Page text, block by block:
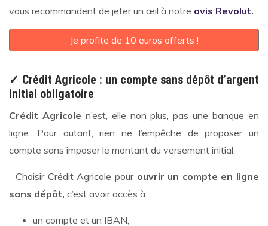
vous recommandent de jeter un œil à notre avis Revolut.
Je profite de 10 euros offerts !
✓ Crédit Agricole : un compte sans dépôt d’argent
initial obligatoire
Crédit Agricole n’est, elle non plus, pas une banque en
ligne. Pour autant, rien ne l’empêche de proposer un
compte sans imposer le montant du versement initial.
Choisir Crédit Agricole pour ouvrir un compte en ligne
sans dépôt, c’est avoir accès à :
un compte et un IBAN,